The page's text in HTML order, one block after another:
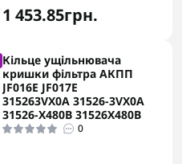
1 453.85грн.
Кільце ущільнювача
кришки фільтра АКПП
JF016E JF017E
315263VX0A 31526-3VX0A
31526-X480B 31526X480B
0